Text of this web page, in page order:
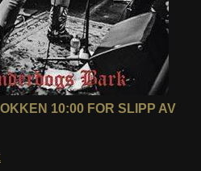
10:00 FOR SLIPP AV